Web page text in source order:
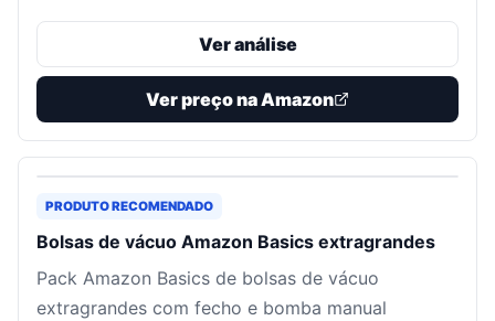
Ver análise
Ver preço na Amazon
PRODUTO RECOMENDADO
Bolsas de vácuo Amazon Basics extragrandes
Pack Amazon Basics de bolsas de vácuo
extragrandes com fecho e bomba manual